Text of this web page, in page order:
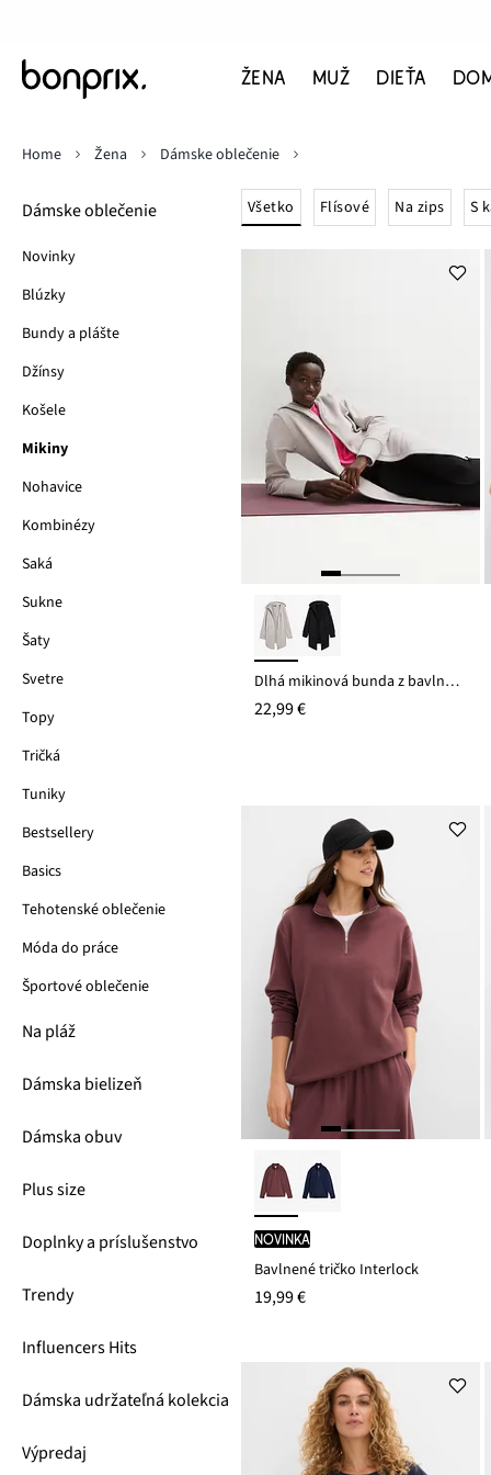
ŽENA MUŽ DIEŤA
Dámske oblečenie
Novinky
Blúzky
Bundy a plášte
Džínsy
Košele
Mikiny
Nohavice
Kombinézy
Saká
Sukne
Šaty
Svetre
Topy
Tričká
Tuniky
Bestsellery
Basics
Tehotenské oblečenie
Móda do práce
Športové oblečenie
Na pláž
Dámska bielizeň
Dámska obuv
Plus size
Doplnky a príslušenstvo
Trendy
Influencers Hits
Dámska udržateľná kolekcia
Výpredaj
Home Žena Dámske oblečenie
Všetko Flísové Na zips S
Dlhá mikinová bunda z bavlneného mixu
22,99 €
novinka
Bavlnené tričko Interlock
19,99 €